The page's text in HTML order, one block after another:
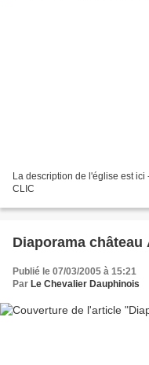
La description de l'église est
CLIC
Diaporama
Publié le 07/03/2005 à 15:21
Par Le Chevalier Dauphinois